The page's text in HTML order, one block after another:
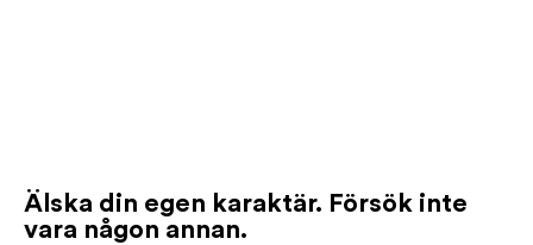
Älska din egen karaktär. Försök inte
vara någon annan.